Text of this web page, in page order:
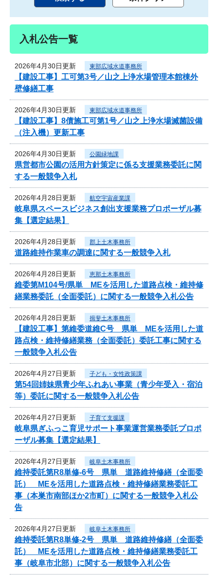
入札公告一覧
2026年4月30日更新 東部広域水道事務所
【建設工事】工可第3号／山之上浄水場管理本館棟外
壁修繕工事
2026年4月30日更新 東部広域水道事務所
【建設工事】8債施工可第1号／山之上浄水場滅菌設備
（注入機）更新工事
2026年4月30日更新 公園緑地課
県営都市公園の活用方針策定に係る支援業務委託に関
する一般競争入札
2026年4月28日更新 航空宇宙産業課
岐阜県スペースビジネス創出支援業務プロポーザル募
集【選定結果】
2026年4月28日更新 郡上土木事務所
道路維持作業車の調達に関する一般競争入札
2026年4月28日更新 恵那土木事務所
維委第M104号/県単 MEを活用した道路点検・維持修
繕業務委託（全面委託）に関する一般競争入札公告
2026年4月28日更新 揖斐土木事務所
【建設工事】第維委道維C号 県単 MEを活用した道
路点検・維持修繕業務（全面委託）委託工事に関する
一般競争入札公告
2026年4月27日更新 子ども・女性政策課
第54回姉妹県青少年ふれあい事業（青少年受入・宿泊
等）委託に関する一般競争入札公告
2026年4月27日更新 子育て支援課
岐阜県ぎふっこ育児サポート事業運営業務委託プロポ
ーザル募集【選定結果】
2026年4月27日更新 岐阜土木事務所
維持委託第R8単修-6号 県単 道路維持修繕（全面委
託） MEを活用した道路点検・維持修繕業務委託工
事（本巣市南部ほか2市町）に関する一般競争入札公
告
2026年4月27日更新 岐阜土木事務所
維持委託第R8単修-2号 県単 道路維持修繕（全面委
託） MEを活用した道路点検・維持修繕業務委託工
事（岐阜市北部）に関する一般競争入札公告